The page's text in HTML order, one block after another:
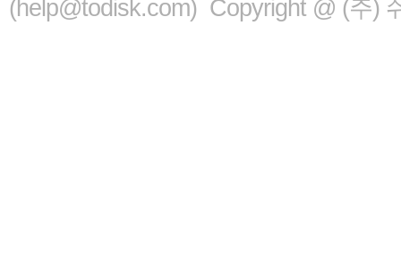
(help@todisk.com) Copyright @ (주)